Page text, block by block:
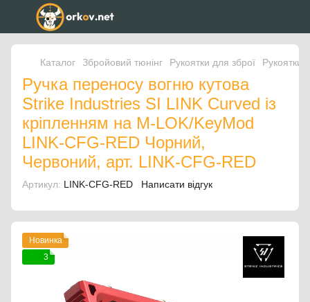
Каталог Збройовий тюнінг Рукоятки для зброї Рукоятки
Ручка переносу вогню кутова
Strike Industries SI LINK Curved із
кріпленням на M-LOK/KeyMod
LINK-CFG-RED Чорний,
Червоний, арт. LINK-CFG-RED
Артикул: LINK-CFG-RED Написати відгук
Новинка
3